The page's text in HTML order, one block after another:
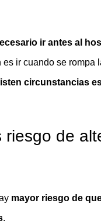
ir antes al
es ir cuando se rompa
circunstancias
riesgo de
mayor riesgo de
.